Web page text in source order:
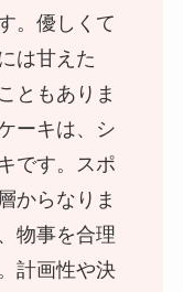
。優しくて
は甘えた
ともありま
ーキは、シ
です。スポ
からなりま
物事を合理
計画性や決